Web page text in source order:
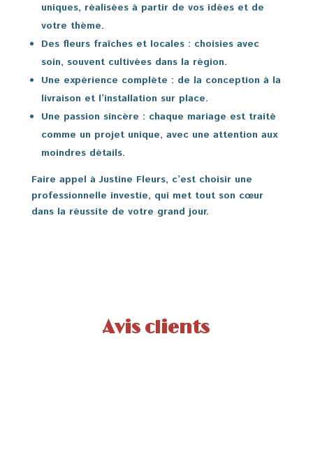
uniques, réalisées à partir de vos idées et de
votre thème.
Des fleurs fraîches et locales: choisies avec
soin, souvent cultivées dans la région.
Une expérience complète : de la conception à la
livraison et l’installation sur place.
Une passion sincère : chaque mariage est traité
comme un projet unique, avec une attention aux
moindres détails.
Faire appel à Justine Fleurs, c’est choisir une
professionnelle investie, qui met tout son cœur
dans la réussite de votre grand jour.
Avis clients